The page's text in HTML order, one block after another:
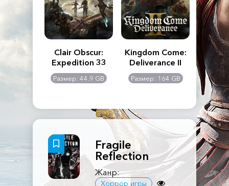
Creed
Clair Obscur:
Expedition 33
Размер: 44.9 GB
Kingdom Come:
Deliverance II
Размер: 164 GB
The
Fragile
Reflection
Жанр:
Хоррор игры